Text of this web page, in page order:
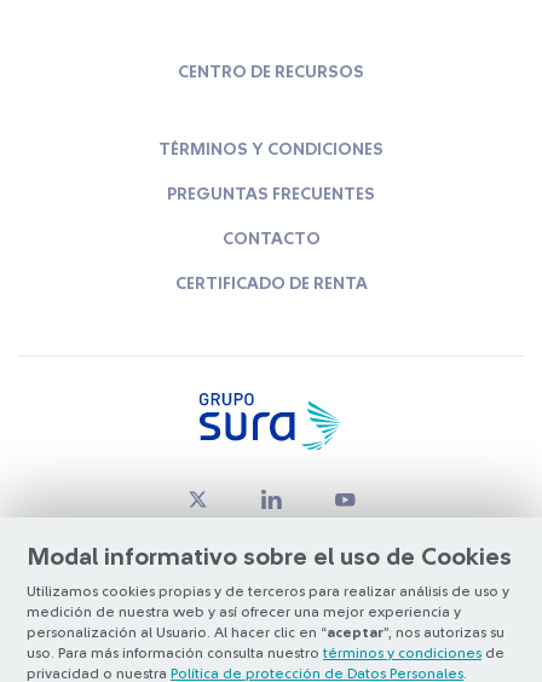
Modal informativo sobre el uso de Cookies
Utilizamos cookies propias y de terceros para realizar análisis de uso y
medición de nuestra web y así ofrecer una mejor experiencia y
personalización al Usuario. Al hacer clic en “aceptar”, nos autorizas su
uso. Para más información consulta nuestro términos y condiciones de
privacidad o nuestra Política de protección de Datos Personales
CENTRO DE RECURSOS
TÉRMINOS Y CONDICIONES
PREGUNTAS FRECUENTES
CONTACTO
CERTIFICADO DE RENTA
© Copyright Grupo SURA 2026